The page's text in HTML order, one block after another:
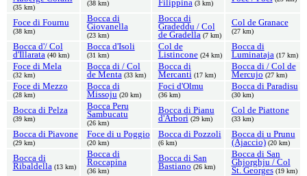
(35 km)
(38 km) Filippina (3 km)
Foce di Fournu
(38 km)
Bocca di
Giovanella
(23 km)
Bocca di
Gradeddu / Col
de Gradella (7 km)
Col de Granace
(27 km)
Bocca d'/ Col
d'Illarata (40 km)
Bocca d'Isoli
(31 km)
Col de
Listincone (24 km)
Bocca di
Luminataja (17 km)
Foce di Mela
(32 km)
Bocca di / Col
de Menta (33 km)
Bocca di
Mercanti (17 km)
Bocca di / Col de
Mercujo (27 km)
Foce di Mezzo
(28 km)
Bocca di
Missoju (20 km)
Foci d'Olmu
(36 km)
Bocca di Paradisu
(30 km)
Bocca di Pelza
(39 km)
Bocca Peru
Sambucatu
(26 km)
Bocca di Pianu
d'Arbori (29 km)
Col de Piattone
(33 km)
Bocca di Piavone
(29 km)
Foce di u Poggio
(20 km)
Bocca di Pozzoli
(6 km)
Bocca di u Prunu
(Ajaccio) (20 km)
Bocca di
Ribaldella (13 km)
Bocca di
Roccapina
(36 km)
Bocca di San
Bastiano (26 km)
Bocca di San
Ghjorghju / Col
St. Georges (19 km)